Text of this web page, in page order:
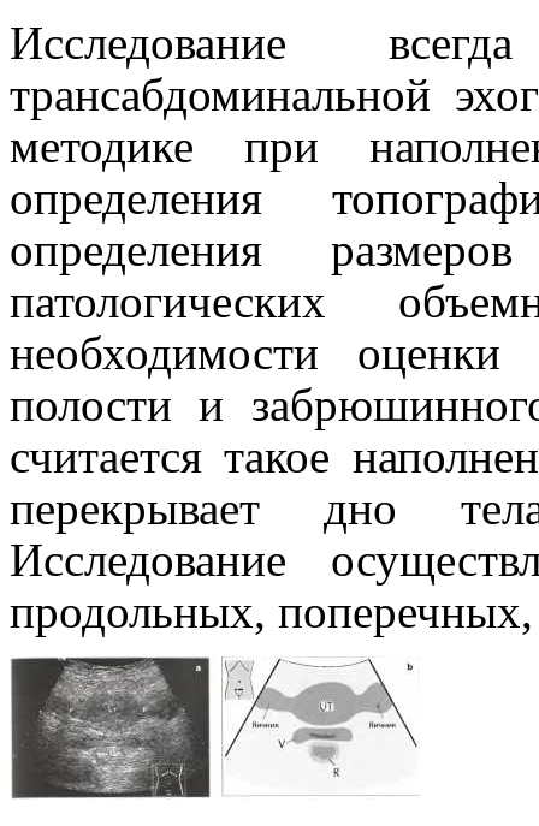
Исследование
трансабдоминальной
методике при
определения
определения
патологических
необходимости
полости и
считается такое
перекрывает дно
Исследование
продольных,